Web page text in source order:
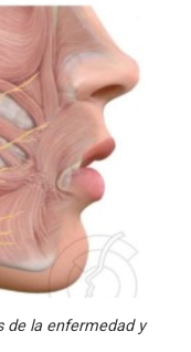
de la enfermedad y